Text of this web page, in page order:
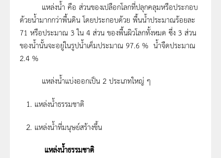
แหล่งน้ำ คือ ส่วนของเปลือกโลกที่ปลุกคลุมหรือประกอบ
ด้วยน้ำมากกว่าพื้นดิน โดยประกอบด้วย พื้นน้ำประมาณร้อยละ
71 หรือประมาณ 3 ใน 4 ส่วน ของพื้นผิวโลกทั้งหมด ซึ่ง 3 ส่วน
ของน้ำนั้นจะอยู่ในรูปน้ำเค็มประมาณ 97.6 % น้ำจืดประมาณ
2.4 %
แหล่งน้ำแบ่งออกเป็น 2 ประเภทใหญ่ ๆ
แหล่งน้ำธรรมชาติ
แหล่งน้ำที่มนุษย์สร้างขึ้น
แหล่งน้ำธรรมชาติ